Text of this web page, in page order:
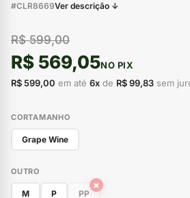
#CLR8669Ver descrição ↓
R$ 599,00
R$ 569,05NO PIX
R$ 599,00 em até 6x de R$ 99,83 sem
CORTAMANHO
Grape Wine
OUTRO
M P PP
×